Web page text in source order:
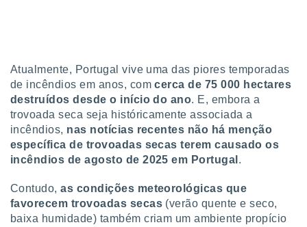
Atualmente, Portugal vive uma das piores temporadas
de incêndios em anos, comcerca de 75 000 hectares
destruídos desde o início do ano. E, embora a
trovoada seca seja históricamente associada a
incêndios, nas notícias recentes não há menção
específica de trovoadas secas terem causado os
incêndios de agosto de 2025 em Portugal .
Contudo,as condições meteorológicas que
favorecem trovoadas secas (verão quente e seco,
baixa humidade) também criam um ambiente propício